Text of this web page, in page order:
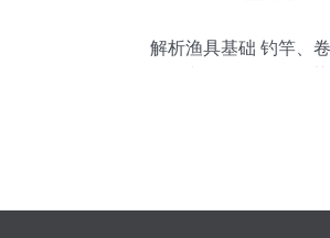
解析渔具基础 钓竿、